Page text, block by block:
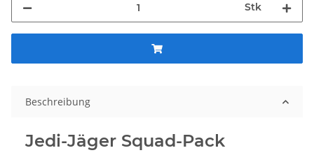
Stk
Beschreibung
Jedi-Jäger Squad-Pack